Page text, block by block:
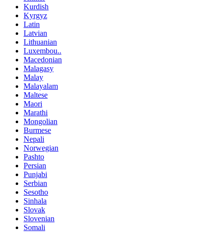
Kurdish
Kyrgyz
Latin
Latvian
Lithuanian
Luxembou..
Macedonian
Malagasy
Malay
Malayalam
Maltese
Maori
Marathi
Mongolian
Burmese
Nepali
Norwegian
Pashto
Persian
Punjabi
Serbian
Sesotho
Sinhala
Slovak
Slovenian
Somali